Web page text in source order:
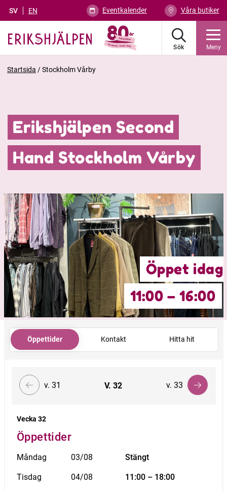
SV EN Eventkalender Våra butiker
Sök Meny
Startsida /Stockholm Vårby
Erikshjälpen Second
Hand Stockholm Vårby
Öppet idag
11:00 – 16:00
Öppettider Kontakt Hitta hit
v. 31 V.32 v. 33
Vecka 32
Öppettider
Måndag 03/08 Stängt
Tisdag 04/08 11:00 – 18:00